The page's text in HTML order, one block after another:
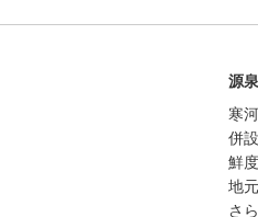
源
寒
併
鮮
地
さ